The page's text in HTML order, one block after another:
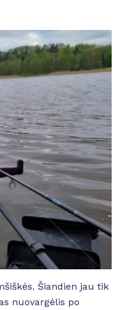
Šiandien jau tik
nuovargėlis po